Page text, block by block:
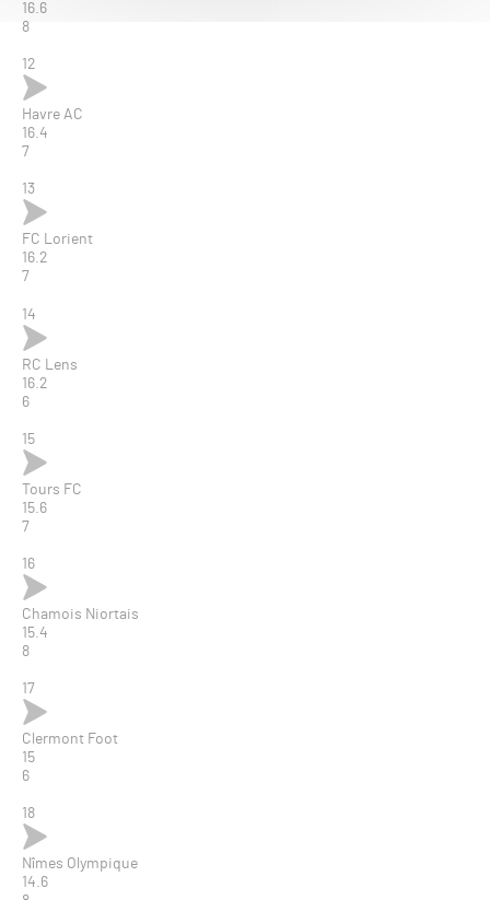
16.6
8
12
Havre AC
16.4
7
13
FC Lorient
16.2
7
14
RC Lens
16.2
6
15
Tours FC
15.6
7
16
Chamois Niortais
15.4
8
17
Clermont Foot
15
6
18
Nîmes Olympique
14.6